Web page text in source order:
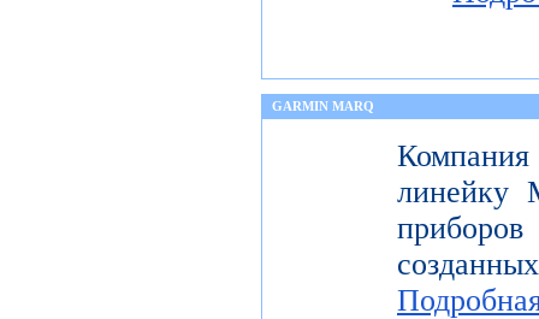
GARMIN MARQ
линейку